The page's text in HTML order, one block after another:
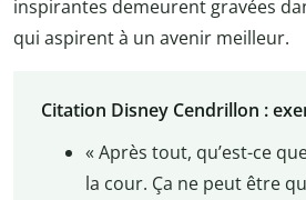
inspirantes demeurent gravées
qui aspirent à un avenir meilleur.
Citation Disney Cendrillon :
« Après tout, qu’est-ce
la cour. Ça ne peut être